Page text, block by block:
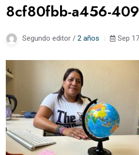
8cf80fbb-a456-
Segundo editor / 2 años Sep